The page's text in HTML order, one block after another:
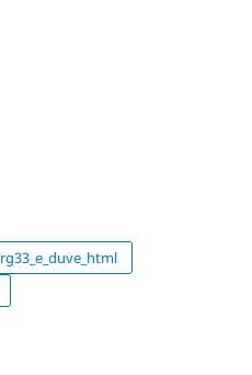
rg33_e_duve_html